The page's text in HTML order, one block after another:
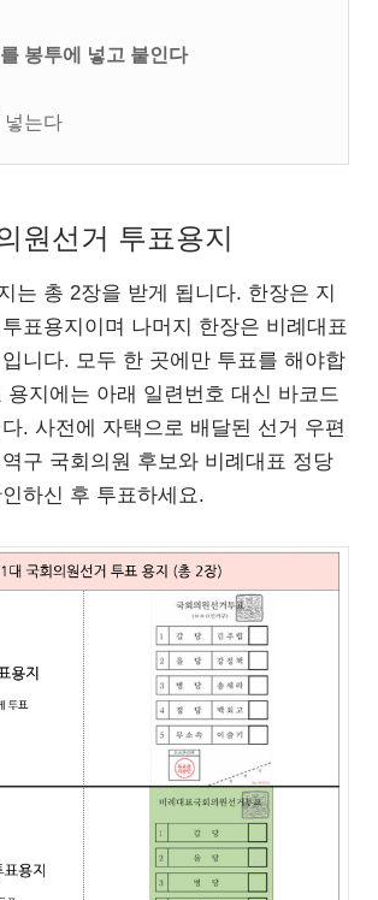
봉투에 넣고 붙인다
는다
원선거 투표용지
는 총 2장을 받게 됩니다. 한장은 지
표용지이며 나머지 한장은 비례대표
니다. 모두 한 곳에만 투표를 해야합
용지에는 아래 일련번호 대신 바코드
. 사전에 자택으로 배달된 선거 우편
구 국회의원 후보와 비례대표 정당
하신 후 투표하세요.